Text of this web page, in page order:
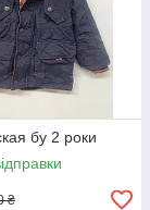
бу 2 роки
₴